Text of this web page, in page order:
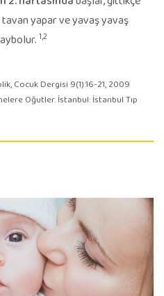
tavan yapar ve yavaş yavaş
1,2
Cocuk Dergisi 9(1):16-21, 2009
Oğutler. İstanbul: İstanbul Tıp